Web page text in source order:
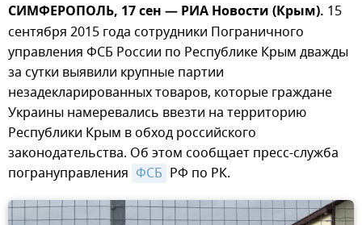
СИМФЕРОПОЛЬ, 17 сен — РИА Новости (Крым). 15
сентября 2015 года сотрудники Пограничного
управления ФСБ России по Республике Крым дважды
за сутки выявили крупные партии
незадекларированных товаров, которые граждане
Украины намеревались ввезти на территорию
Республики Крым в обход российского
законодательства. Об этом сообщает пресс-служба
погрануправления ФСБ РФ по РК.